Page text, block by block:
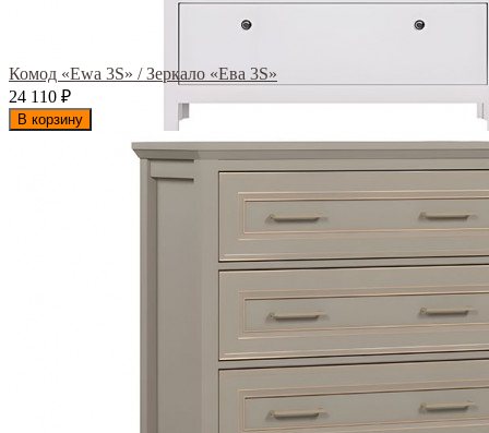
Комод «Ewa 3S» / Зеркало «Ева 3S»
24 110 ₽
В корзину